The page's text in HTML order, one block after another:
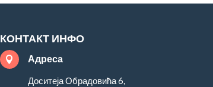
КОНТАКТ ИНФО
 Адреса
Доситеја Обрадовића 6,